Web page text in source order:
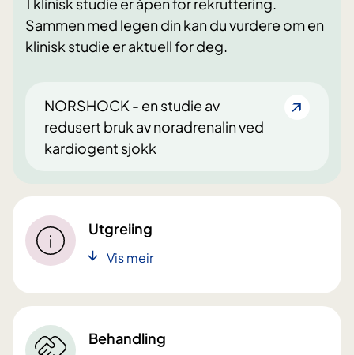
Sammen med legen din kan du vurdere om en
klinisk studie er aktuell for deg.
NORSHOCK - en studie av
redusert bruk av noradrenalin ved
kardiogent sjokk
Utgreiing
Vis meir
Behandling